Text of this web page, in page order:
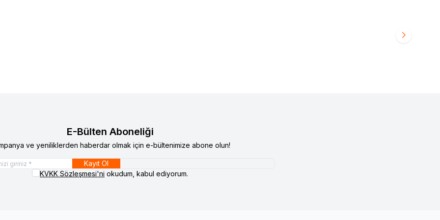
Bayi Girişiyapınız
E-Bülten Aboneliği
ve yeniliklerden haberdar olmak için e-bültenimize abone olun!
Kayıt Ol
KVKK Sözleşmesi'ni okudum, kabul ediyorum.